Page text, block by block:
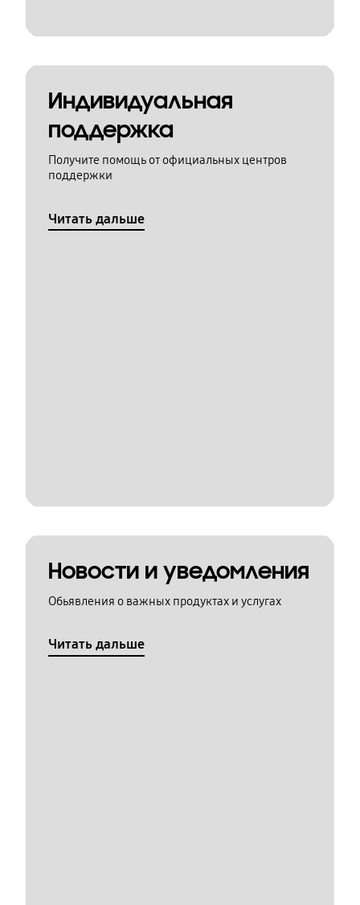
Индивидуальная
поддержка
Получите помощь от официальных центров
поддержки
Читать дальше
Новости и уведомления
Обьявления о важных продуктах и услугах
Читать дальше